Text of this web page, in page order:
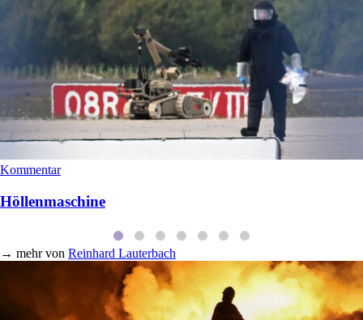
Kommentar
Höllenmaschine
→ mehr von Reinhard Lauterbach